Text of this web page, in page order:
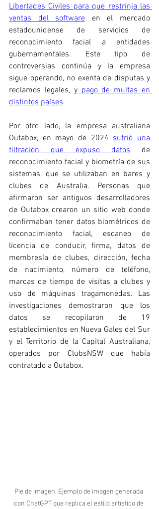
Libertades Civiles para que restrinja las
ventas del software en el mercado
estadounidense de servicios de
reconocimiento facial a entidades
gubernamentales. Este tipo de
controversias continúa y la empresa
sigue operando, no exenta de disputas y
reclamos legales, y pago de multas en
distintos países.
Por otro lado, la empresa australiana
Outabox, en mayo de 2024 sufrió una
filtración que expuso datos de
reconocimiento facial y biometría de sus
sistemas, que se utilizaban en bares y
clubes de Australia. Personas que
afirmaron ser antiguos desarrolladores
de Outabox crearon un sitio web donde
confirmaban tener datos biométricos de
reconocimiento facial, escaneo de
licencia de conducir, firma, datos de
membresía de clubes, dirección, fecha
de nacimiento, número de teléfono,
marcas de tiempo de visitas a clubes y
uso de máquinas tragamonedas. Las
investigaciones demostraron que los
datos se recopilaron de 19
establecimientos en Nueva Gales del Sur
y el Territorio de la Capital Australiana,
operados por ClubsNSW que había
contratado a Outabox.
Pie de imagen: Ejemplo de imagen generada
con ChatGPT que replica el estilo artístico de